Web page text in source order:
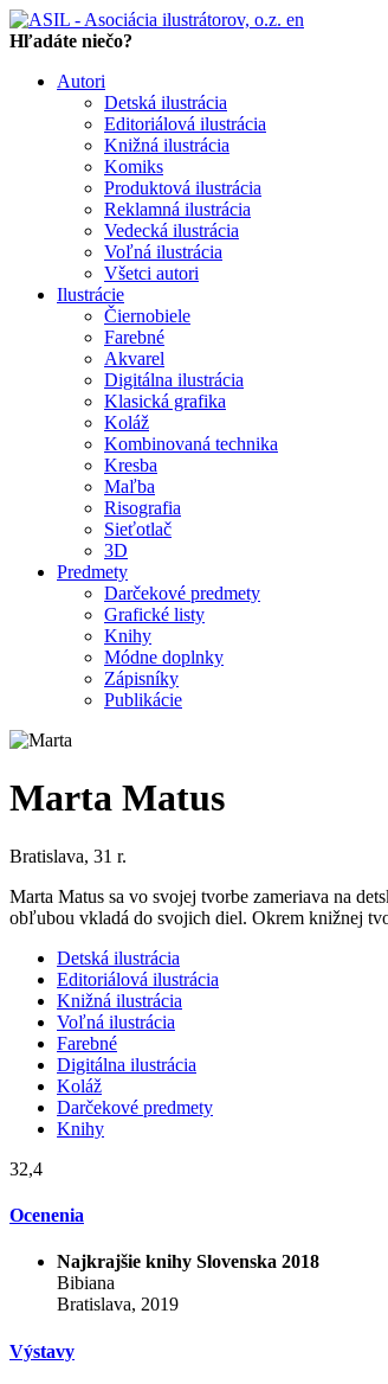
en
Hľadáte niečo?
Autori
Detská ilustrácia
Editoriálová ilustrácia
Knižná ilustrácia
Komiks
Produktová ilustrácia
Reklamná ilustrácia
Vedecká ilustrácia
Voľná ilustrácia
Všetci autori
Ilustrácie
Čiernobiele
Farebné
Akvarel
Digitálna ilustrácia
Klasická grafika
Koláž
Kombinovaná technika
Kresba
Maľba
Risografia
Sieťotlač
3D
Predmety
Darčekové predmety
Grafické listy
Knihy
Módne doplnky
Zápisníky
Publikácie
Marta Matus
Bratislava, 31 r.
Marta Matus sa vo svojej tvorbe zameriava na
obľubou vkladá do svojich diel. Okrem knižnej
Detská ilustrácia
Editoriálová ilustrácia
Knižná ilustrácia
Voľná ilustrácia
Farebné
Digitálna ilustrácia
Koláž
Darčekové predmety
Knihy
32,4
Ocenenia
Najkrajšie knihy Slovenska 2018
Bibiana
Bratislava, 2019
Výstavy